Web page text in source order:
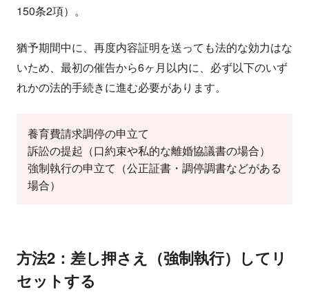
150条2項）。
猶予期間中に、再度内容証明を送っても法的な効力はな
いため、最初の催告から6ヶ月以内に、必ず以下のいず
れかの法的手続きに進む必要があります。
養育費請求調停の申立て
訴訟の提起（口約束や私的な離婚協議書の場合）
強制執行の申立て（公正証書・調停調書などがある
場合）
方法2：差し押さえ（強制執行）してリ
セットする